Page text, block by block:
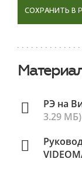
СОХРАНИТЬ В
РЭ на
3.29 МБ)